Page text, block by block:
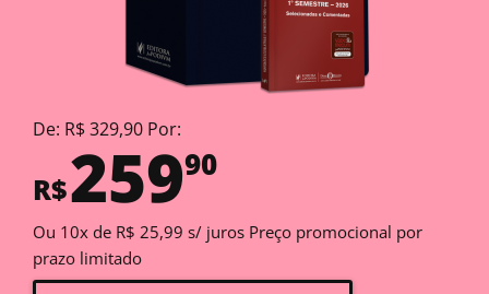
De: R$ 329,90 Por:
R$25990
Ou 10x de R$ 25,99 s/ juros Preço promocional por
prazo limitado